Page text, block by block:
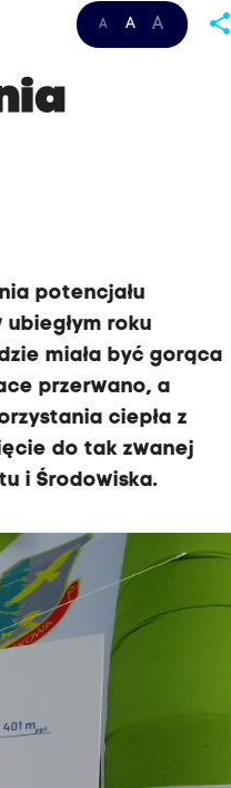
A A A share
potencjału
roku
miała być gorąca
przerwano, a
ciepła z
do tak zwanej
i Środowiska.